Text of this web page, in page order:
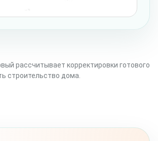
рассчитывает корректировки готового
строительство дома.